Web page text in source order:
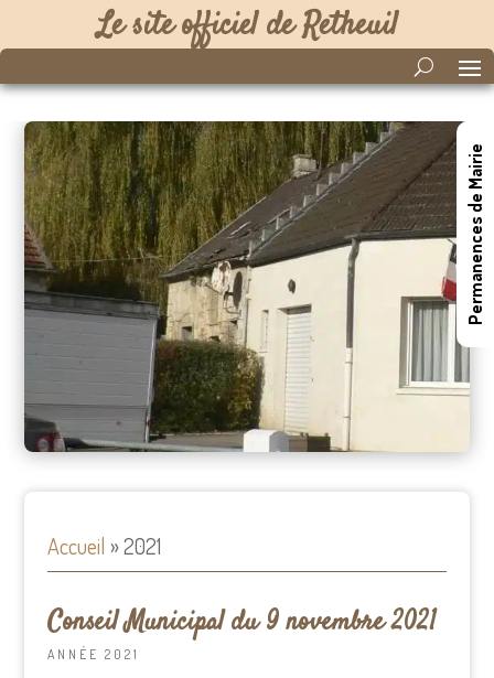
Le site officiel de Retheuil
Permanences de Mairie
Accueil »2021
Conseil Municipal du 9 novembre 2021
ANNÉE 2021